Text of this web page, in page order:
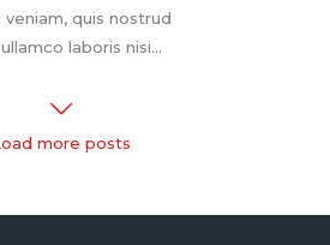
veniam, quis nostrud
laboris nisi…
more posts